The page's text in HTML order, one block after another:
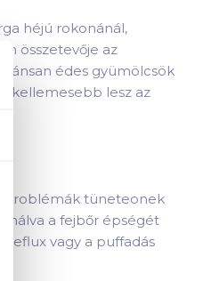
kosarad jelenleg üres.
héjú rokonánál,
összetevője az
édes gyümölcsök
kellemesebb lesz az
tüneteonek
a fejbőr épségét
reflux vagy a puffadás